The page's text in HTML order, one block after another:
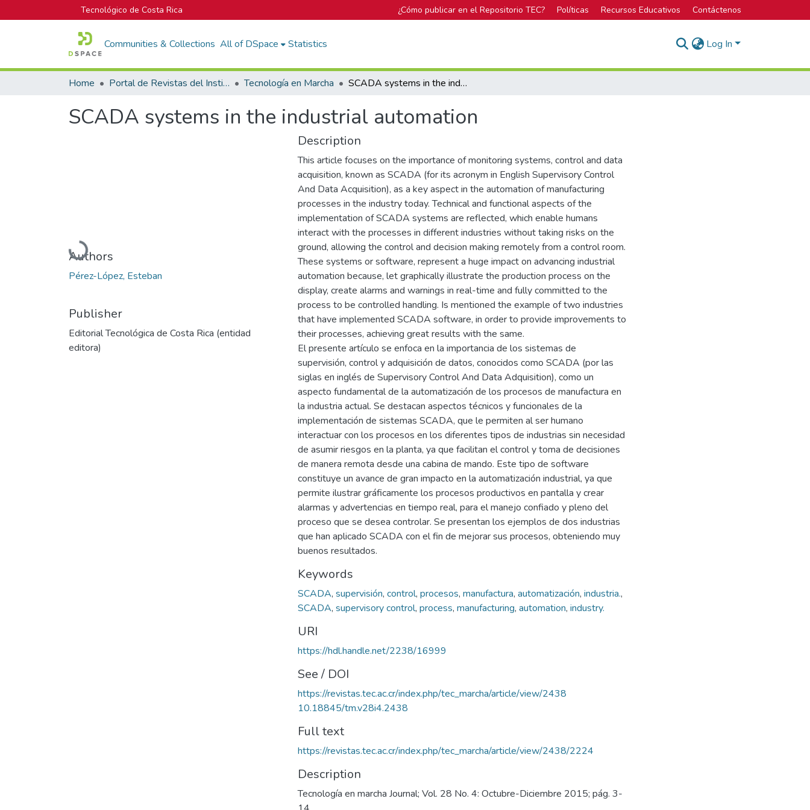
Tecnológico de Costa Rica ¿Cómo publicar en el Repositorio TEC? Políticas Recursos Educativos Contáctenos
Communities & Collections All of DSpace Statistics Log In
Home Portal de Revistas del Instituto Tecnológico de Costa Rica Tecnología en Marcha SCADA systems in the industrial automation
SCADA systems in the industrial automation
Loading...
Authors
Pérez-López, Esteban
Publisher
Editorial Tecnológica de Costa Rica (entidad
editora)
Description
This article focuses on the importance of monitoring systems, control and data
acquisition, known as SCADA (for its acronym in English Supervisory Control
And Data Acquisition), as a key aspect in the automation of manufacturing
processes in the industry today. Technical and functional aspects of the
implementation of SCADA systems are reflected, which enable humans
interact with the processes in different industries without taking risks on the
ground, allowing the control and decision making remotely from a control room.
These systems or software, represent a huge impact on advancing industrial
automation because, let graphically illustrate the production process on the
display, create alarms and warnings in real-time and fully committed to the
process to be controlled handling. Is mentioned the example of two industries
that have implemented SCADA software, in order to provide improvements to
their processes, achieving great results with the same.
El presente artículo se enfoca en la importancia de los sistemas de
supervisión, control y adquisición de datos, conocidos como SCADA (por las
siglas en inglés de Supervisory Control And Data Adquisition), como un
aspecto fundamental de la automatización de los procesos de manufactura en
la industria actual. Se destacan aspectos técnicos y funcionales de la
implementación de sistemas SCADA, que le permiten al ser humano
interactuar con los procesos en los diferentes tipos de industrias sin necesidad
de asumir riesgos en la planta, ya que facilitan el control y toma de decisiones
de manera remota desde una cabina de mando. Este tipo de software
constituye un avance de gran impacto en la automatización industrial, ya que
permite ilustrar gráficamente los procesos productivos en pantalla y crear
alarmas y advertencias en tiempo real, para el manejo confiado y pleno del
proceso que se desea controlar. Se presentan los ejemplos de dos industrias
que han aplicado SCADA con el fin de mejorar sus procesos, obteniendo muy
buenos resultados.
Keywords
SCADA, supervisión, control, procesos, manufactura, automatización, industria.,
SCADA, supervisory control, process, manufacturing, automation, industry.
URI
https://hdl.handle.net/2238/16999
See / DOI
https://revistas.tec.ac.cr/index.php/tec_marcha/article/view/2438
10.18845/tm.v28i4.2438
Full text
https://revistas.tec.ac.cr/index.php/tec_marcha/article/view/2438/2224
Description
Tecnología en marcha Journal; Vol. 28 No. 4: Octubre-Diciembre 2015; pág. 3-